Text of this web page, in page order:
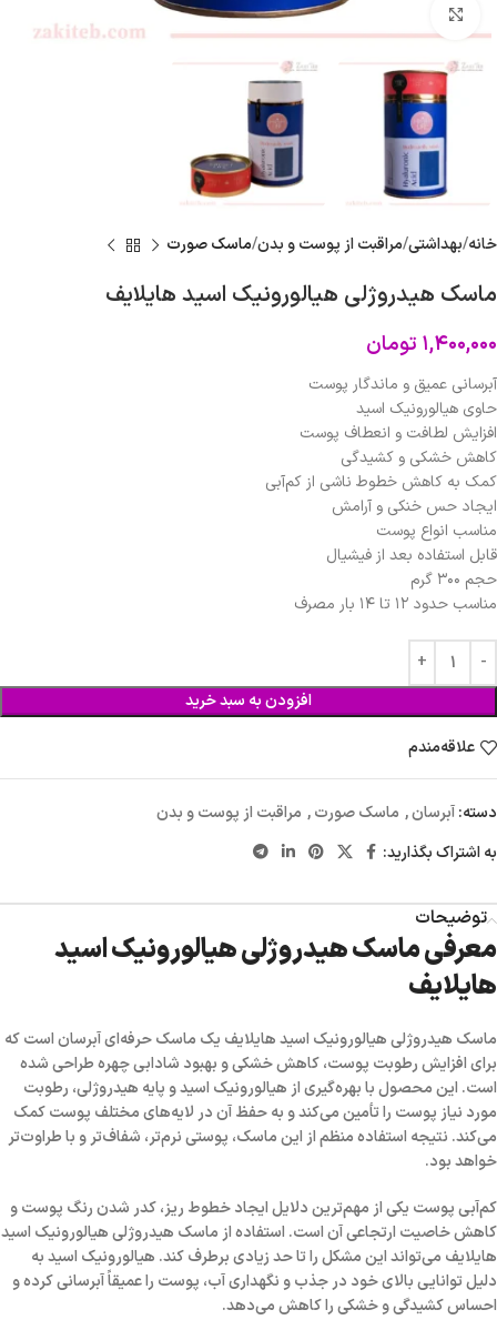
برای بزرگنمایی کلیک کنید
خانه بهداشتی مراقبت از پوست و بدن ماسک صورت
ماسک هیدروژلی هیالورونیک اسید هایلایف
۱,۴۰۰,۰۰۰ تومان
آبرسانی عمیق و ماندگار پوست
حاوی هیالورونیک اسید
افزایش لطافت و انعطاف پوست
کاهش خشکی و کشیدگی
کمک به کاهش خطوط ناشی از کم‌آبی
ایجاد حس خنکی و آرامش
مناسب انواع پوست
قابل استفاده بعد از فیشیال
حجم ۳۰۰ گرم
مناسب حدود ۱۲ تا ۱۴ بار مصرف
افزودن به سبد خرید
علاقه‌مندم
دسته:آبرسان, ماسک صورت, مراقبت از پوست و بدن
به اشتراک بگذارید:
توضیحات
معرفی ماسک هیدروژلی هیالورونیک اسید
هایلایف
ماسک هیدروژلی هیالورونیک اسید هایلایف یک ماسک حرفه‌ای آبرسان است که
برای افزایش رطوبت پوست، کاهش خشکی و بهبود شادابی چهره طراحی شده
است. این محصول با بهره‌گیری از هیالورونیک اسید و پایه هیدروژلی، رطوبت
مورد نیاز پوست را تأمین می‌کند و به حفظ آن در لایه‌های مختلف پوست کمک
می‌کند. نتیجه استفاده منظم از این ماسک، پوستی نرم‌تر، شفاف‌تر و با طراوت‌تر
خواهد بود.
کم‌آبی پوست یکی از مهم‌ترین دلایل ایجاد خطوط ریز، کدر شدن رنگ پوست و
کاهش خاصیت ارتجاعی آن است. استفاده ازماسک هیدروژلی هیالورونیک اسید
هایلایف می‌تواند این مشکل را تا حد زیادی برطرف کند. هیالورونیک اسید به
دلیل توانایی بالای خود در جذب و نگهداری آب، پوست را عمیقاً آبرسانی کرده و
احساس کشیدگی و خشکی را کاهش می‌دهد.